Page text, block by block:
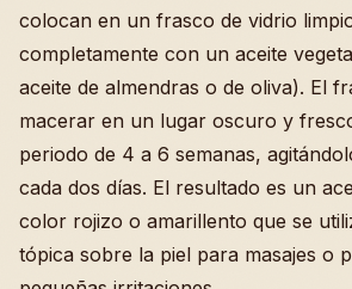
colocan en un frasco de vidrio
completamente con un aceite
aceite de almendras o de oliva). El
macerar en un lugar oscuro y
periodo de 4 a 6 semanas,
cada dos días. El resultado es un
color rojizo o amarillento que se
tópica sobre la piel para masajes o